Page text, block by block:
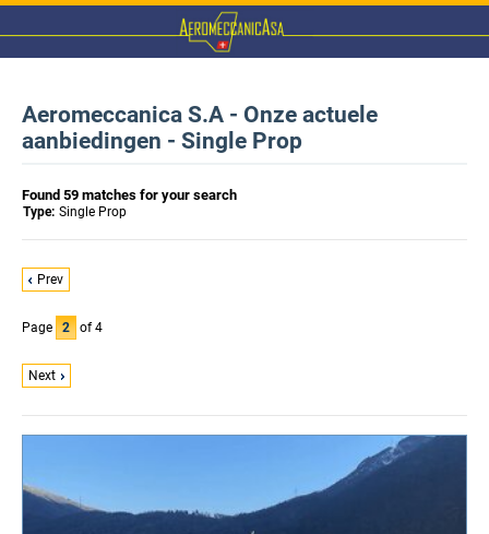
Aeromeccanica S.A - Onze actuele
aanbiedingen - Single Prop
Found 59 matches for your search
Type: Single Prop
Prev
Page 2 of 4
Next